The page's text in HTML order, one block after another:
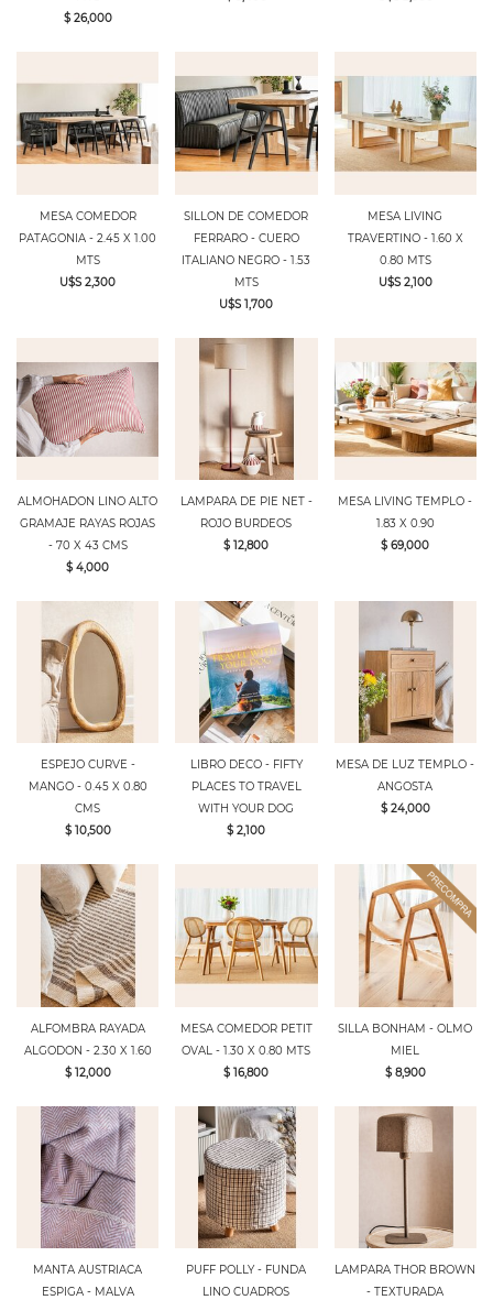
$ 26,000
MESA COMEDOR
PATAGONIA - 2.45 X 1.00
MTS
U$S 2,300
SILLON DE COMEDOR
FERRARO - CUERO
ITALIANO NEGRO - 1.53
MTS
U$S 1,700
MESA LIVING
TRAVERTINO - 1.60 X
0.80 MTS
U$S 2,100
ALMOHADON LINO ALTO
GRAMAJE RAYAS ROJAS
- 70 X 43 CMS
$ 4,000
LAMPARA DE PIE NET -
ROJO BURDEOS
$ 12,800
MESA LIVING TEMPLO -
1.83 X 0.90
$ 69,000
ESPEJO CURVE -
MANGO - 0.45 X 0.80
CMS
$ 10,500
LIBRO DECO - FIFTY
PLACES TO TRAVEL
WITH YOUR DOG
$ 2,100
MESA DE LUZ TEMPLO -
ANGOSTA
$ 24,000
ALFOMBRA RAYADA
ALGODON - 2.30 X 1.60
$ 12,000
MESA COMEDOR PETIT
OVAL - 1.30 X 0.80 MTS
$ 16,800
SILLA BONHAM - OLMO
MIEL
$ 8,900
MANTA AUSTRIACA
ESPIGA - MALVA
PUFF POLLY - FUNDA
LINO CUADROS
LAMPARA THOR BROWN
- TEXTURADA